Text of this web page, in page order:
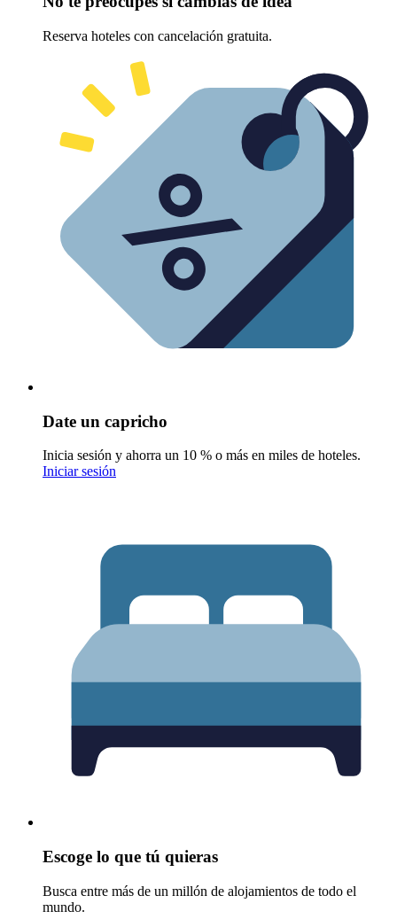
Reserva hoteles con cancelación gratuita.
Date un capricho
Inicia sesión y ahorra un 10 % o más en miles de hoteles.
Iniciar sesión
Escoge lo que tú quieras
Busca entre más de un millón de alojamientos de todo el
mundo.